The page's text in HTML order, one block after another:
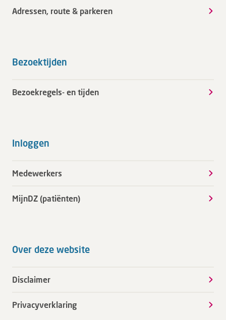
Adressen, route & parkeren
Bezoektijden
Bezoekregels- en tijden
Inloggen
Medewerkers
MijnDZ (patiënten)
Over deze website
Disclaimer
Privacyverklaring